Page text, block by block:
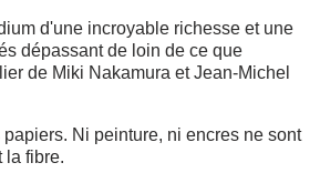
d'une incroyable richesse et une
dépassant de loin de ce que
de Miki Nakamura et Jean-Michel
Ni peinture, ni encres ne sont
la fibre.